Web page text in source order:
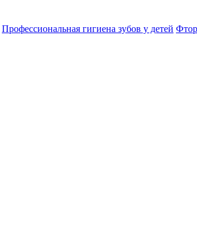
Профессиональная гигиена зубов у детей